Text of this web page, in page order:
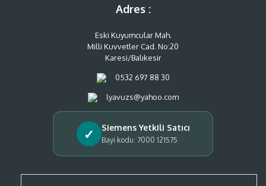
Adres :
Eski Kuyumcular Mah.
Milli Kuvvetler Cad. No:20
Karesi/Balıkesir
0532 697 88 30
lyavuzs@yahoo.com
✓ Siemens Yetkili Satıcı
Bayi kodu: 7000 121575